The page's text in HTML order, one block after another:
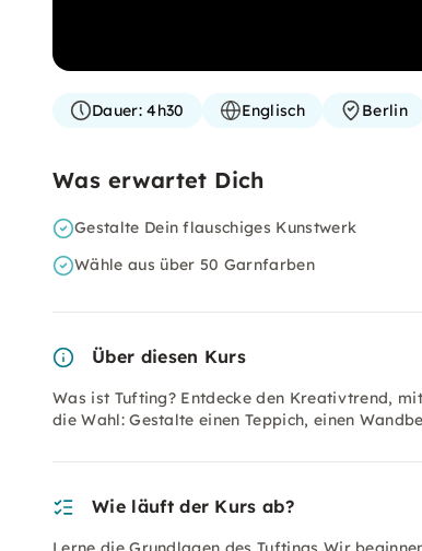
Dauer:4h30 Englisch Berlin
Was erwartet Dich
Gestalte Dein flauschiges Kunstwerk
Wähle aus über 50 Garnfarben
Über diesen Kurs
Was ist Tufting? Entdecke den Kreativtrend,
die Wahl: Gestalte einen Teppich, einen
Wie läuft der Kurs ab?